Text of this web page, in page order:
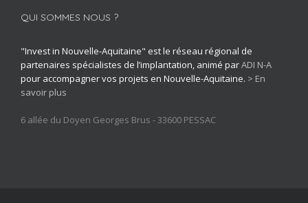
QUI SOMMES NOUS ?
"Invest in Nouvelle-Aquitaine" est le réseau régional de
partenaires spécialistes de l’implantation, animé parADI N-A
pour accompagner vos projets en Nouvelle-Aquitaine. > En
savoir plus
6 allée du Doyen Georges Brus - 33600 PESSAC